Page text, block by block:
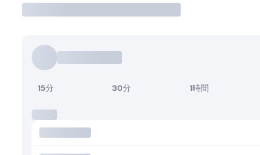
15分 30分 1時間